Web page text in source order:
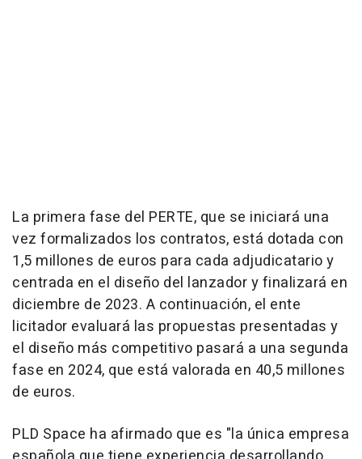
La primera fase del PERTE, que se iniciará una
vez formalizados los contratos, está dotada con
1,5 millones de euros para cada adjudicatario y
centrada en el diseño del lanzador y finalizará en
diciembre de 2023. A continuación, el ente
licitador evaluará las propuestas presentadas y
el diseño más competitivo pasará a una segunda
fase en 2024, que está valorada en 40,5 millones
de euros.
PLD Space ha afirmado que es "la única empresa